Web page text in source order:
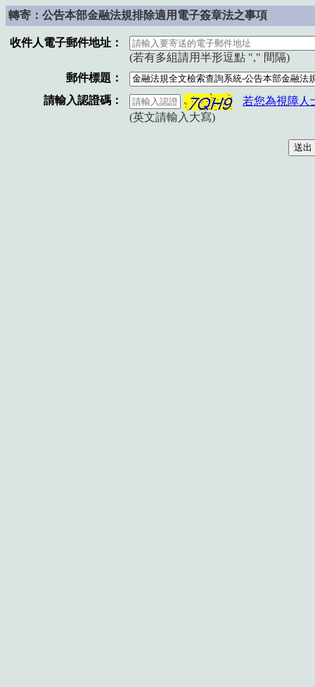
轉寄：公告本部金融法規排除適用電子簽章法之事項
收件人電子郵件地址：
(若有多組請用半形逗點 "," 間隔)
郵件標題：
請輸入認證碼：
若您為視障人
(英文請輸入大寫)